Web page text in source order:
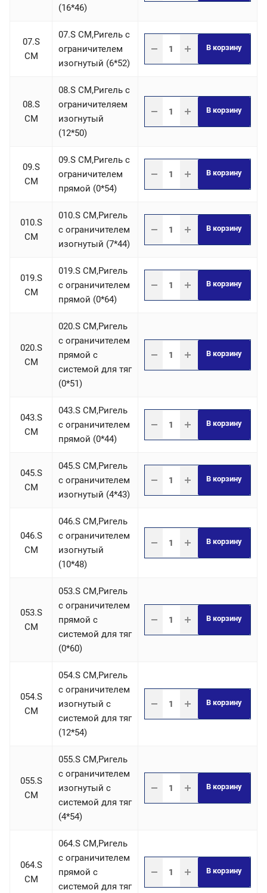
(16*46)
07.S
СM
07.S СM,Ригель c
ограничителем
изогнутый (6*52)
В корзину
08.S
СM
08.S СM,Ригель c
ограничителяем
изогнутый
(12*50)
В корзину
09.S
СM
09.S СM,Ригель c
ограничителем
прямой (0*54)
В корзину
010.S
СM
010.S СM,Ригель
c ограничителем
изогнутый (7*44)
В корзину
019.S
СM
019.S СM,Ригель
c ограничителем
прямой (0*64)
В корзину
020.S
СM
020.S СM,Ригель
c ограничителем
прямой с
системой для тяг
(0*51)
В корзину
043.S
СM
043.S СM,Ригель
c ограничителем
прямой (0*44)
В корзину
045.S
СM
045.S СM,Ригель
c ограничителем
изогнутый (4*43)
В корзину
046.S
СM
046.S СM,Ригель
c ограничителем
изогнутый
(10*48)
В корзину
053.S
СM
053.S СM,Ригель
c ограничителем
прямой с
системой для тяг
(0*60)
В корзину
054.S
СM
054.S СM,Ригель
c ограничителем
изогнутый с
системой для тяг
(12*54)
В корзину
055.S
СM
055.S СM,Ригель
c ограничителем
изогнутый с
системой для тяг
(4*54)
В корзину
064.S
СM
064.S СM,Ригель
c ограничителем
прямой с
системой для тяг
В корзину